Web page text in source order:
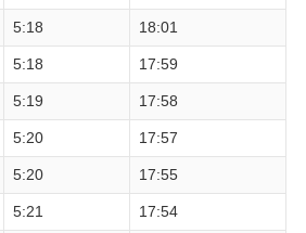
5:18 18:01
5:18 17:59
5:19 17:58
5:20 17:57
5:20 17:55
5:21 17:54